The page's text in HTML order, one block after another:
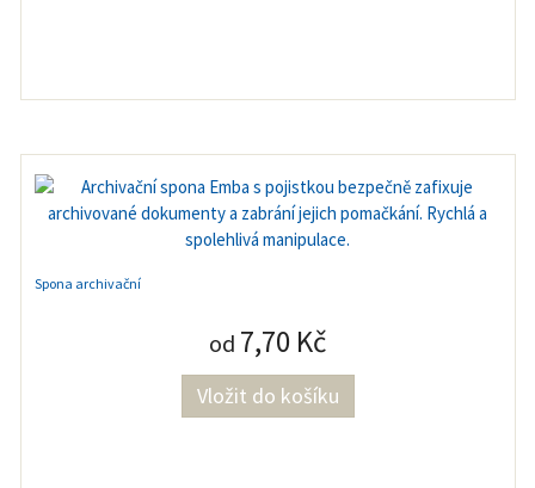
Spona archivační
od 7,70 Kč